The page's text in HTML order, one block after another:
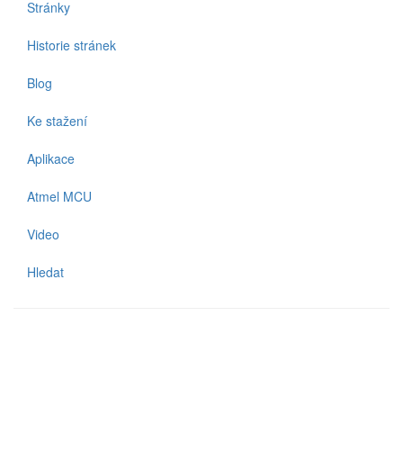
Stránky
Historie stránek
Blog
Ke stažení
Aplikace
Atmel MCU
Video
Hledat